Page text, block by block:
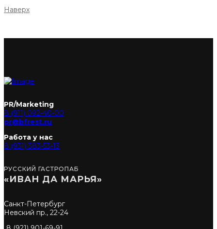
Наверх
PR/Marketing
8 (911) 092-40-00
pr@bfrest.ru
Работа у нас
8 (931) 383-53-13
РУССКИЙ ГАСТРОПАБ
«ИВАН ДА МАРЬЯ»
Санкт-Петербург
Невский пр., 22-24